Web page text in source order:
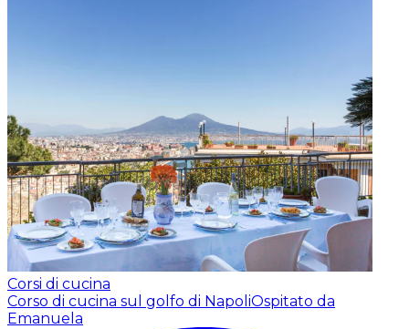
Corsi di cucina
Corso di cucina sul golfo di NapoliOspitato da
Emanuela